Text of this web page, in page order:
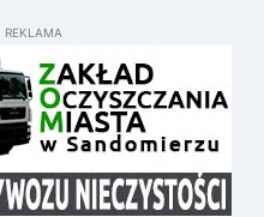
REKLAMA